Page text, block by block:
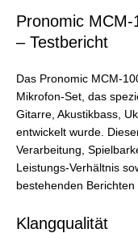
Pronomic
– Testbericht
Das Pronomic MCM-
Mikrofon-Set, das
Gitarre, Akustikbass,
entwickelt wurde.
Verarbeitung,
Leistungs-Verhältnis
bestehenden
Klangqualität